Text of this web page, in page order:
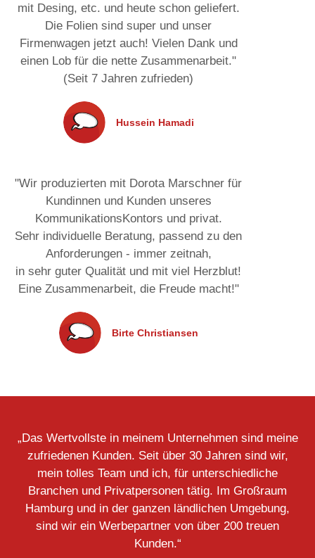
mit Desing, etc. und heute schon geliefert.
Die Folien sind super und unser
Firmenwagen jetzt auch! Vielen Dank und
einen Lob für die nette Zusammenarbeit."
(Seit 7 Jahren zufrieden)
Hussein Hamadi
"Wir produzierten mit Dorota Marschner für
Kundinnen und Kunden unseres
KommunikationsKontors und privat.
Sehr individuelle Beratung, passend zu den
Anforderungen - immer zeitnah,
in sehr guter Qualität und mit viel Herzblut!
Eine Zusammenarbeit, die Freude macht!"
Birte Christiansen
„Das Wertvollste in meinem Unternehmen sind meine
zufriedenen Kunden. Seit über 30 Jahren sind wir,
mein tolles Team und ich, für unterschiedliche
Branchen und Privatpersonen tätig. Im Großraum
Hamburg und in der ganzen ländlichen Umgebung,
sind wir ein Werbepartner von über 200 treuen
Kunden.“